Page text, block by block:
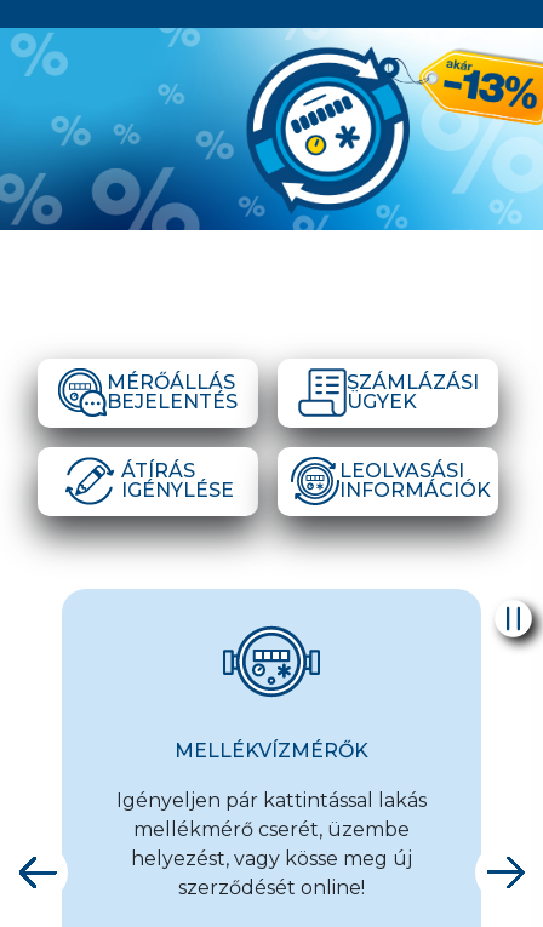
MÉRŐÁLLÁS
BEJELENTÉS
SZÁMLÁZÁSI
ÜGYEK
ÁTÍRÁS
IGÉNYLÉSE
LEOLVASÁSI
INFORMÁCIÓK
MELLÉKVÍZMÉRŐK
Igényeljen pár kattintással lakás
mellékmérő cserét, üzembe
helyezést, vagy kösse meg új
szerződését online!